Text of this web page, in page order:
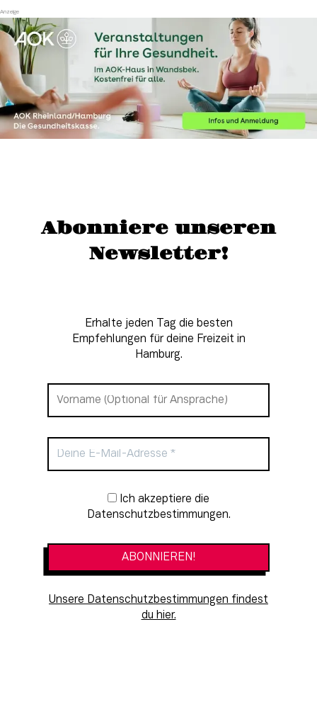
Abonniere unseren
Newsletter!
Erhalte jeden Tag die besten
Empfehlungen für deine Freizeit in
Hamburg.
Newsletter-Anmeldung
Datenschutzbestimmungen.
Unsere Datenschutzbestimmungen findest
du hier.